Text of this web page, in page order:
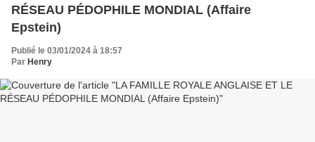
RÉSEAU PÉDOPHILE MONDIAL (Affaire
Epstein)
Publié le 03/01/2024 à 18:57
Par Henry